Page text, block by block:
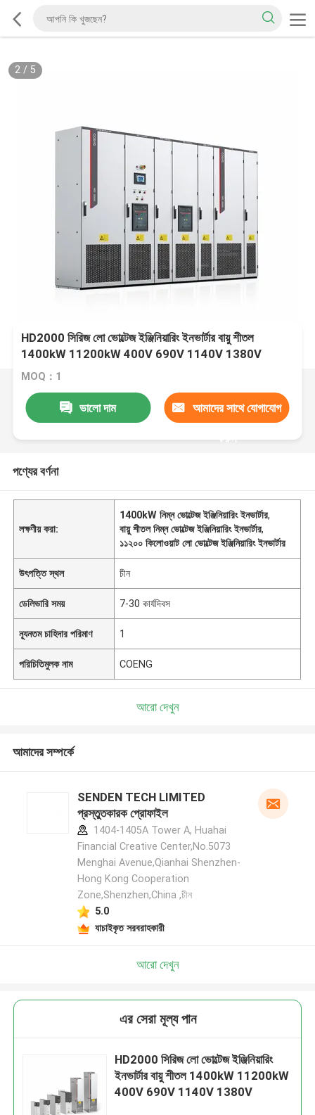
2/ 5
HD2000 সিরিজ লো ভোল্টেজ ইঞ্জিনিয়ারিং ইনভার্টার বায়ু শীতল
1400kW 11200kW 400V 690V 1140V 1380V
MOQ：1
ভালো দাম আমাদের সাথে যোগাযোগ
করুন
পণ্যের বর্ণনা
লক্ষণীয় করা:
1400kW নিম্ন ভোল্টেজ ইঞ্জিনিয়ারিং ইনভার্টার,
বায়ু শীতল নিম্ন ভোল্টেজ ইঞ্জিনিয়ারিং ইনভার্টার,
১১২০০ কিলোওয়াট লো ভোল্টেজ ইঞ্জিনিয়ারিং ইনভার্টার
উৎপত্তি স্থল চীন
ডেলিভারি সময় 7-30 কার্যদিবস
ন্যূনতম চাহিদার পরিমাণ 1
পরিচিতিমুলক নাম COENG
আরো দেখুন
আমাদের সম্পর্কে
SENDEN TECH LIMITED
প্রস্তুতকারক প্রোফাইল
1404-1405A Tower A, Huahai
Financial Creative Center,No.5073
Menghai Avenue,Qianhai Shenzhen-
Hong Kong Cooperation
Zone,Shenzhen,China ,চীন
5.0
যাচাইকৃত সরবরাহকারী
আরো দেখুন
এর সেরা মূল্য পান
HD2000 সিরিজ লো ভোল্টেজ ইঞ্জিনিয়ারিং
ইনভার্টার বায়ু শীতল 1400kW 11200kW
400V 690V 1140V 1380V